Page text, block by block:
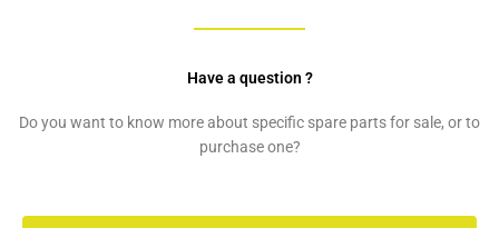
Have a question ?
Do you want to know more about specific spare parts for sale, or to
purchase one?